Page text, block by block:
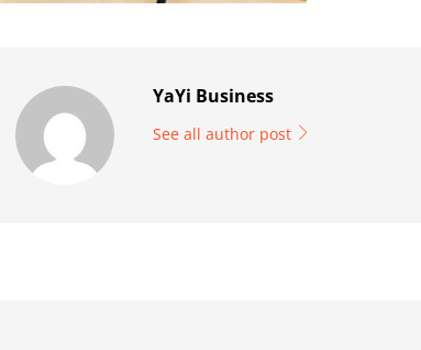
YaYi Business
See all author post